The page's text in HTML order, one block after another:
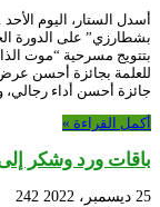
بشطارزي” على الدورة
بتتويج مسرحية “موت
للعلمة بجائزة أحسن
جائزة أحسن أداء
أكمل القراءة »
باقات ورد وشكر
25 ديسمبر، 2022 242